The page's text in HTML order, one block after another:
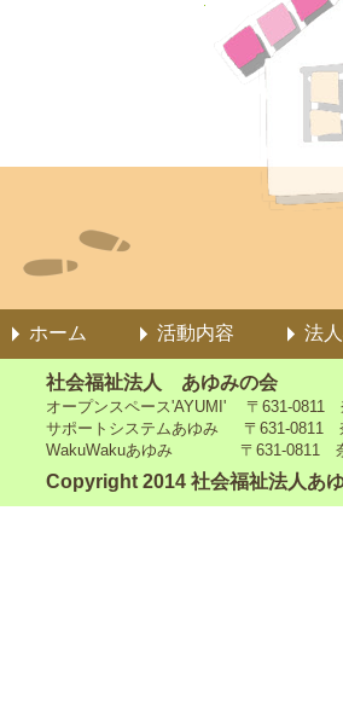
ホーム 活動内容 法
社会福祉法人 あゆみの会
オープンスペース'AYUMI' 〒631-0811
サポートシステムあゆみ 〒631-0811
WakuWakuあゆみ 〒631-0811 奈良
Copyright 2014 社会福祉法人